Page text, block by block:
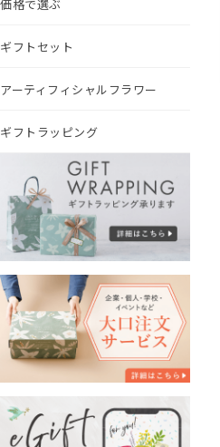
価格で選ぶ
ギフトセット
アーティフィシャルフラワー
ギフトラッピング